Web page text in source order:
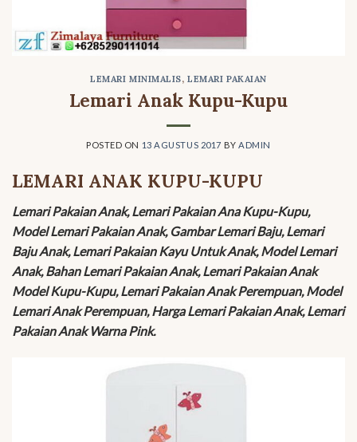
LEMARI MINIMALIS,LEMARI PAKAIAN
Lemari Anak Kupu-Kupu
POSTED ON 13 AGUSTUS 2017 BY ADMIN
LEMARI ANAK KUPU-KUPU
Lemari Pakaian Anak, Lemari Pakaian Ana Kupu-Kupu,
Model Lemari Pakaian Anak, Gambar Lemari Baju, Lemari
Baju Anak, Lemari Pakaian Kayu Untuk Anak, Model Lemari
Anak, Bahan Lemari Pakaian Anak, Lemari Pakaian Anak
Model Kupu-Kupu, Lemari Pakaian Anak Perempuan, Model
Lemari Anak Perempuan, Harga Lemari Pakaian Anak, Lemari
Pakaian Anak Warna Pink.